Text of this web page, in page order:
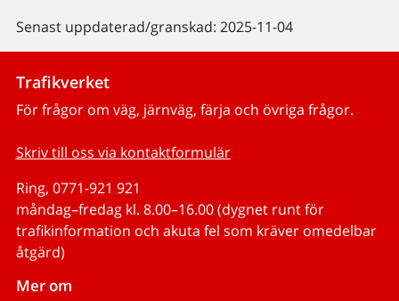
Senast uppdaterad/granskad: 2025-11-04
Trafikverket
För frågor om väg, järnväg, färja och övriga frågor.
Skriv till oss via kontaktformulär
Ring, 0771-921 921
måndag–fredag kl. 8.00–16.00 (dygnet runt för
trafikinformation och akuta fel som kräver omedelbar
åtgärd)
Mer om